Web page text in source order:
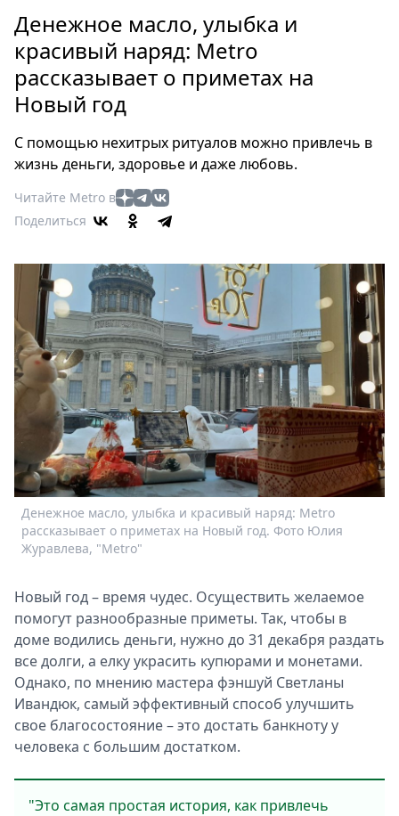
Россия
Мир
Здоровье
Еда
Мода
Театр
Кино
Афиша
Выставки
Пресс-
релизы
О
Metro
Стримы
Спецпроекты
Звезды
Выборы
2026
Metro
Денежное масло, улыбка и
красивый наряд: Metro
рассказывает о приметах на
Новый год
С помощью нехитрых ритуалов можно привлечь в
жизнь деньги, здоровье и даже любовь.
Читайте Metro в
Поделиться
Денежное масло, улыбка и красивый наряд: Metro
рассказывает о приметах на Новый год. Фото Юлия
Журавлева, "Metro"
Новый год – время чудес. Осуществить желаемое
помогут разнообразные приметы. Так, чтобы в
доме водились деньги, нужно до 31 декабря раздать
все долги, а елку украсить купюрами и монетами.
Однако, по мнению мастера фэншуй Светланы
Ивандюк, самый эффективный способ улучшить
свое благосостояние – это достать банкноту у
человека с большим достатком.
"Это самая простая история, как привлечь